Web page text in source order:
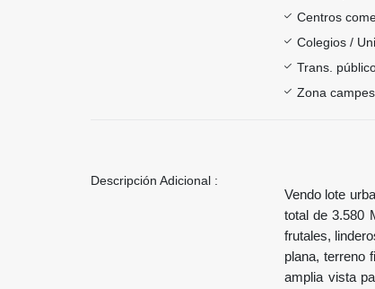
Centros
Colegios /
Trans.
Zona
Descripción Adicional :
Vendo lote
total de 3.580
frutales,
plana, terreno
amplia vista